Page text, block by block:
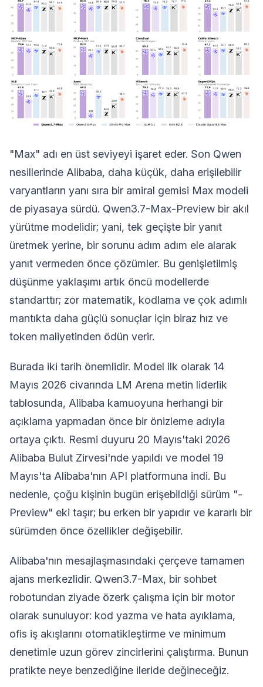
"Max" adı en üst seviyeyi işaret eder. Son Qwen
nesillerinde Alibaba, daha küçük, daha erişilebilir
varyantların yanı sıra bir amiral gemisi Max modeli
de piyasaya sürdü. Qwen3.7-Max-Preview bir akıl
yürütme modelidir; yani, tek geçişte bir yanıt
üretmek yerine, bir sorunu adım adım ele alarak
yanıt vermeden önce çözümler. Bu genişletilmiş
düşünme yaklaşımı artık öncü modellerde
standarttır; zor matematik, kodlama ve çok adımlı
mantıkta daha güçlü sonuçlar için biraz hız ve
token maliyetinden ödün verir.
Burada iki tarih önemlidir. Model ilk olarak 14
Mayıs 2026 civarında LM Arena metin liderlik
tablosunda, Alibaba kamuoyuna herhangi bir
açıklama yapmadan önce bir önizleme adıyla
ortaya çıktı. Resmi duyuru 20 Mayıs'taki 2026
Alibaba Bulut Zirvesi'nde yapıldı ve model 19
Mayıs'ta Alibaba'nın API platformuna indi. Bu
nedenle, çoğu kişinin bugün erişebildiği sürüm "-
Preview" eki taşır; bu erken bir yapıdır ve kararlı bir
sürümden önce özellikler değişebilir.
Alibaba'nın mesajlaşmasındaki çerçeve tamamen
ajans merkezlidir. Qwen3.7-Max, bir sohbet
robotundan ziyade özerk çalışma için bir motor
olarak sunuluyor: kod yazma ve hata ayıklama,
ofis iş akışlarını otomatikleştirme ve minimum
denetimle uzun görev zincirlerini çalıştırma. Bunun
pratikte neye benzediğine ileride değineceğiz.